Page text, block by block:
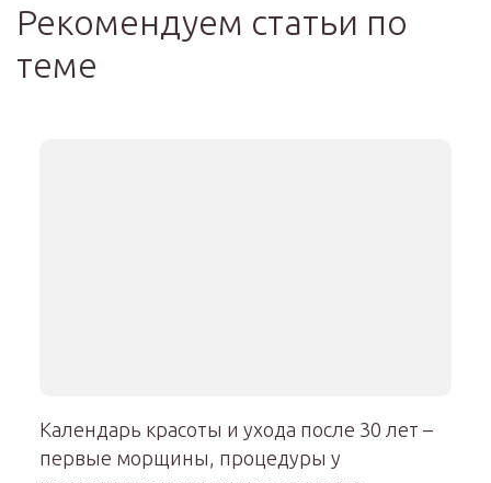
Рекомендуем статьи по
теме
Календарь красоты и ухода после 30 лет –
первые морщины, процедуры у